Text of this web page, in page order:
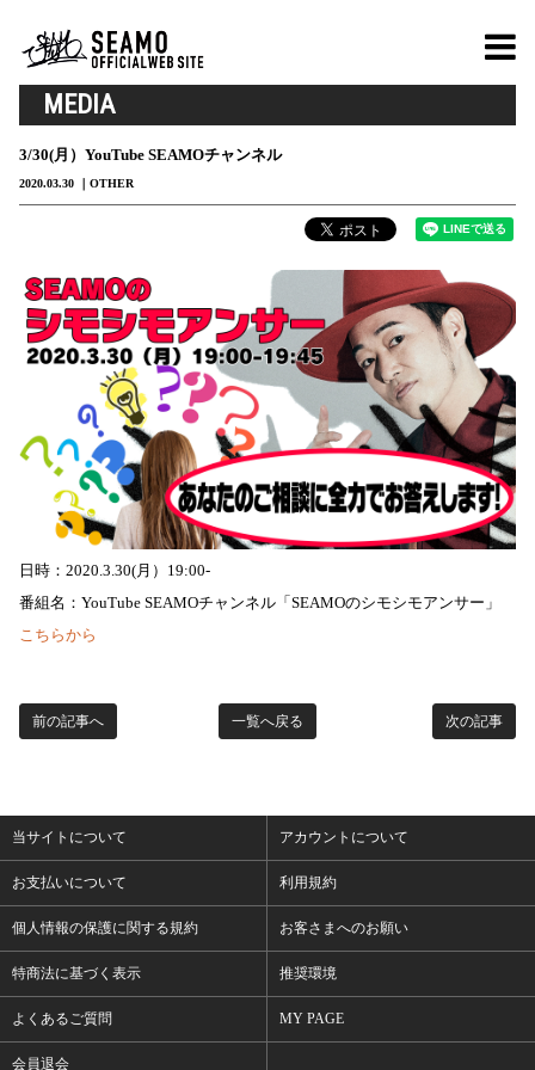
MEDIA
3/30(月）YouTube SEAMOチャンネル
2020.03.30 OTHER
日時：2020.3.30(月）19:00-
番組名：YouTube SEAMOチャンネル「SEAMOのシモシモアンサー」
こちらから
次の記事
一覧へ戻る
前の記事へ
当サイトについて アカウントについて
お支払いについて 利用規約
個人情報の保護に関する規約 お客さまへのお願い
特商法に基づく表示 推奨環境
よくあるご質問 MY PAGE
会員退会